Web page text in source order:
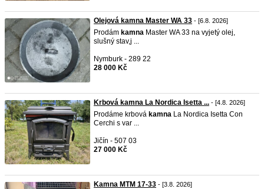
Olejová kamna Master WA 33 - [6.8. 2026]
Prodám kamna Master WA 33 na vyjetý olej,
slušný stav,j ...
Nymburk - 289 22
28 000 Kč
Krbová kamna La Nordica Isetta ... - [4.8. 2026]
Prodáme krbová kamna La Nordica Isetta Con
Cerchi s var ...
Jičín - 507 03
27 000 Kč
Kamna MTM 17-33 - [3.8. 2026]